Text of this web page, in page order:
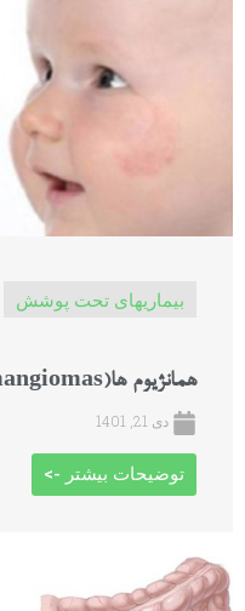
بیماریهای تحت پوشش
همانژیوم ها(Hemangiomas)-گوارشی
دی 21, 1401
توضیحات بیشتر ->